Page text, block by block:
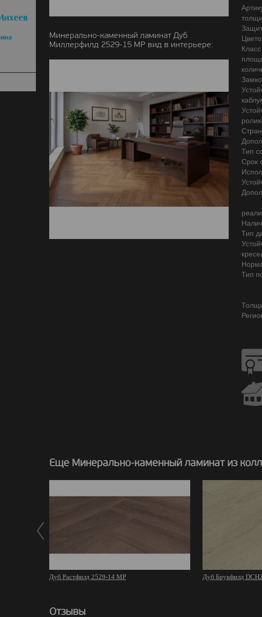
Минерально-каменный ламинат Дуб
Миллерфилд 2529-15 MР вид в интерьере:
Тип
Срок
Тип
Тип
Еще Минерально-каменный ламинат из
Дуб Растфилд 2529-14 MР Дуб Брукфилд
Отзывы